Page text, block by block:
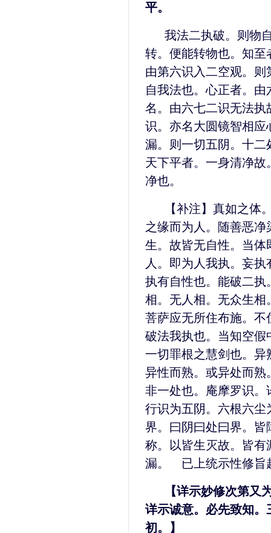
平。
我法二执破。则物
转。便能转物也。知
由第六识入二空观。
自我法也。心正者。
名。由六七二识无法
识。亦名大圆镜智相
漏。则一切五阴。十
天下平者。一身清净
净也。
【补注】真如之体
之缘而为人。随善恶
生。故皆无自性。当
人。即为人我执。妄
执有自性也。能破二
相。无人相。无众生
菩萨应无所住布施。
破法我执也。当知空
一切罪根之慧剑也。
异性而熟。或异处而
非一处也。庵摩罗识
行识为五阴。六根六
界。曰阴曰处曰界。
称。以皆生灭故。皆
漏。 已上统示性修旨
【详示妙修次第又
详示诚意。必先致知
初。】